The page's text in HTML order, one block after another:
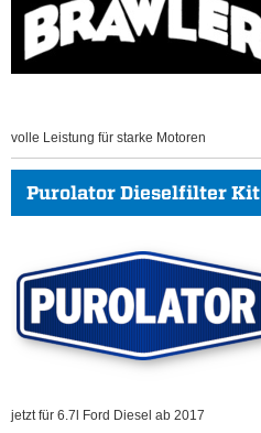
volle Leistung für starke Motoren
Purolator Dieselfilter Kit
jetzt für 6.7l Ford Diesel ab 2017